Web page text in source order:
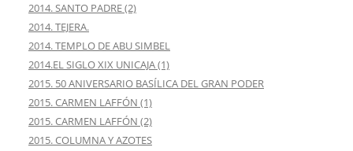
2014. SANTO PADRE (2)
2014. TEJERA.
2014. TEMPLO DE ABU SIMBEL
2014.EL SIGLO XIX UNICAJA (1)
2015. 50 ANIVERSARIO BASÍLICA DEL GRAN PODER
2015. CARMEN LAFFÓN (1)
2015. CARMEN LAFFÓN (2)
2015. COLUMNA Y AZOTES